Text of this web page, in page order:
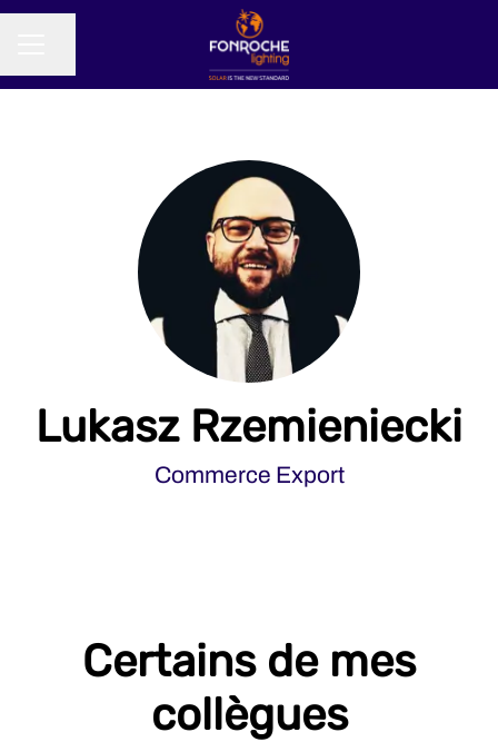
Lukasz Rzemieniecki
Commerce Export
Certains de mes
collègues